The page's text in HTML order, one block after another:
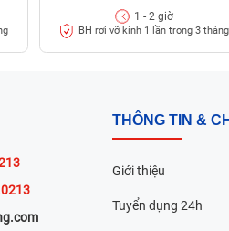
có thể bị mài mòn và suy giảm
1 - 2 giờ
BH rơi vỡ kính 1 lần trong 3 tháng
THÔNG TIN &
Giới thiệu
Tuyển dụng 24h